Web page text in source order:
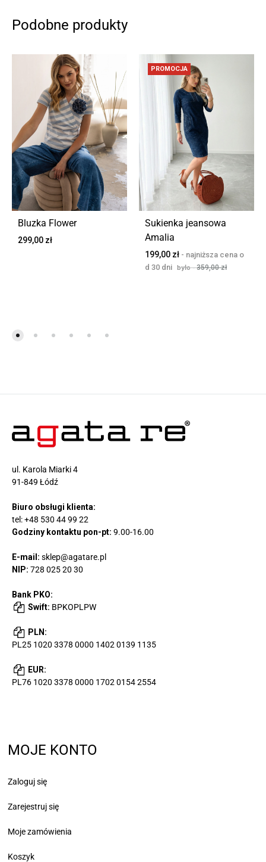
Podobne produkty
Bluzka Flower
299,00 zł
PROMOCJA
Sukienka jeansowa
Amalia
199,00 zł
359,00zł
ul. Karola Miarki 4
91-849 Łódź
Biuro obsługi klienta:
tel:+48 530 44 99 22
Godziny kontaktu pon-pt: 9.00-16.00
E-mail: sklep@agatare.pl
NIP: 728 025 20 30
Bank PKO:
Swift: BPKOPLPW
PLN:
PL25 1020 3378 0000 1402 0139 1135
EUR:
PL76 1020 3378 0000 1702 0154 2554
MOJE KONTO
Zaloguj się
Zarejestruj się
Moje zamówienia
Koszyk